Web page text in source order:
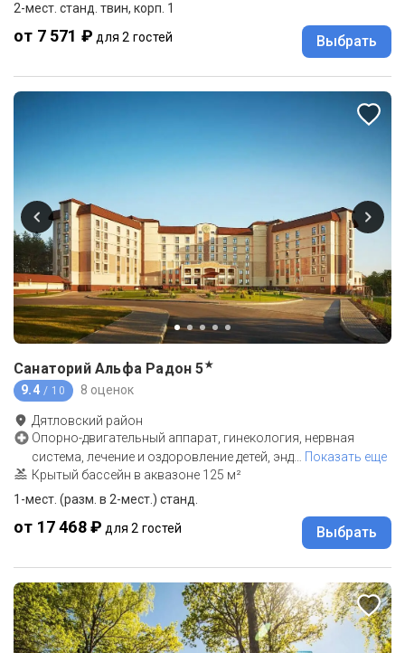
2-мест. станд. твин, корп. 1
от 7 571 ₽ для 2 гостей Выбрать
Санаторий Альфа Радон 5★
9.4 / 10 8 оценок
Дятловский район
Опорно-двигательный аппарат, гинекология, нервная
система, лечение и оздоровление детей, энд
Показать еще
Крытый бассейн в аквазоне 125 м²
1-мест. (разм. в 2-мест.) станд.
от 17 468 ₽ для 2 гостей Выбрать